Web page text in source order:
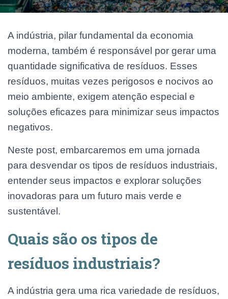
A indústria, pilar fundamental da economia
moderna, também é responsável por gerar uma
quantidade significativa de resíduos. Esses
resíduos, muitas vezes perigosos e nocivos ao
meio ambiente, exigem atenção especial e
soluções eficazes para minimizar seus impactos
negativos.
Neste post, embarcaremos em uma jornada
para desvendar os tipos de resíduos industriais,
entender seus impactos e explorar soluções
inovadoras para um futuro mais verde e
sustentável.
Quais são os tipos de
resíduos industriais?
A indústria gera uma rica variedade de resíduos,